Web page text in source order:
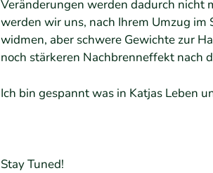
Veränderungen werden dadurch nicht
werden wir uns, nach Ihrem Umzug
widmen, aber schwere Gewichte zur
noch stärkeren Nachbrenneffekt nach
Ich bin gespannt was in Katjas Leben
Stay Tuned!